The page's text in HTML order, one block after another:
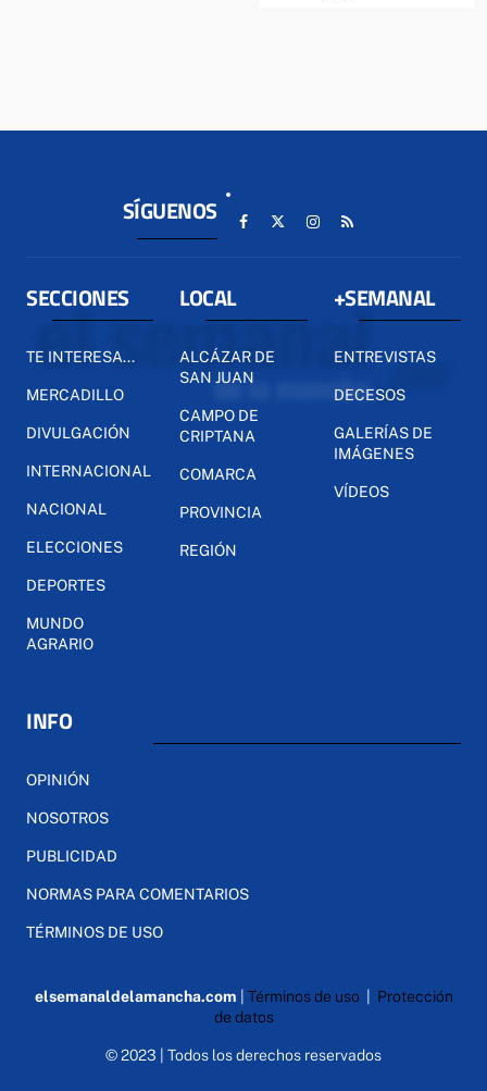
SÍGUENOS
SECCIONES
TE INTERESA...
MERCADILLO
DIVULGACIÓN
INTERNACIONAL
NACIONAL
ELECCIONES
DEPORTES
MUNDO
AGRARIO
LOCAL
ALCÁZAR DE
SAN JUAN
CAMPO DE
CRIPTANA
COMARCA
PROVINCIA
REGIÓN
+SEMANAL
ENTREVISTAS
DECESOS
GALERÍAS DE
IMÁGENES
VÍDEOS
INFO
OPINIÓN
NOSOTROS
PUBLICIDAD
NORMAS PARA COMENTARIOS
TÉRMINOS DE USO
elsemanaldelamancha.com | Términos de uso| Protección
de datos
© 2023 | Todos los derechos reservados